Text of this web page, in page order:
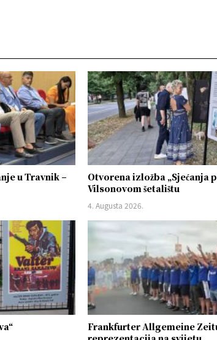
u Travnik –
Otvorena izložba „Sjećanja
Vilsonovom šetalištu
4. Augusta 2026.
Frankfurter Allgemeine